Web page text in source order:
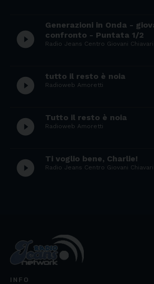
play_circle_filled
Generazioni in Onda -
confronto - Puntata 1/2
Radio Jeans Centro Giovani Chiavari
play_circle_filled tutto il resto è noia
Radioweb Amoretti
play_circle_filled Tutto il resto è noia
Radioweb Amoretti
play_circle_filled Ti voglio bene, Charlie!
Radio Jeans Centro Giovani Chiavari
INFO